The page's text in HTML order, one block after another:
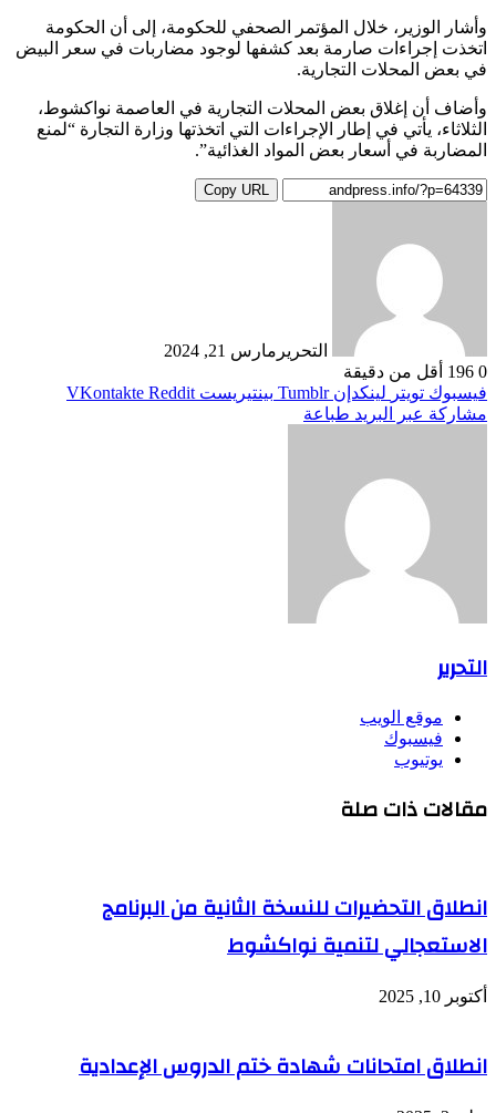
وأشار الوزير، خلال المؤتمر الصحفي للحكومة، إلى أن الحكومة
اتخذت إجراءات صارمة بعد كشفها لوجود مضاربات في سعر البيض
في بعض المحلات التجارية.
وأضاف أن إغلاق بعض المحلات التجارية في العاصمة نواكشوط،
الثلاثاء، يأتي في إطار الإجراءات التي اتخذتها وزارة التجارة “لمنع
المضاربة في أسعار بعض المواد الغذائية”.
Copy URL
التحرير مارس 21, 2024
0
أقل من دقيقة
فيسبوك تويتر لينكدإن بينتيريست
مشاركة عبر البريد طباعة
التحرير
موقع الويب
فيسبوك
يوتيوب
مقالات ذات صلة
انطلاق التحضيرات للنسخة الثانية من البرنامج
الاستعجالي لتنمية نواكشوط
أكتوبر 10, 2025
انطلاق امتحانات شهادة ختم الدروس الإعدادية